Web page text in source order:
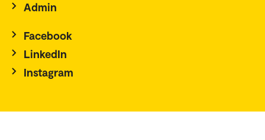
Admin
Facebook
LinkedIn
Instagram